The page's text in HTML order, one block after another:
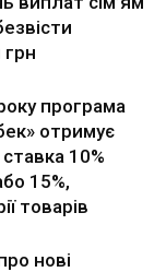
грн
програма
отримує
10%
15%,
товарів
нові